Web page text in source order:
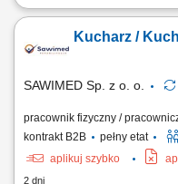
Opis stanowiska Aktywny
surowców oraz estetyczne
pracach na zapleczu
Kucharz /
SAWIMED Sp. z o. o.
pracownik fizyczny /
kontrakt B2B
pełny etat
aplikuj szybko
2 dni